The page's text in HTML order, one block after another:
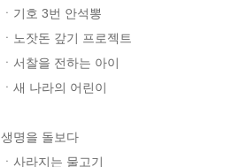
ㆍ기호 3번 안석뽕
ㆍ노잣돈 갚기 프로젝트
ㆍ서찰을 전하는 아이
ㆍ새 나라의 어린이
생명을 돌보다
ㆍ사라지는 물고기